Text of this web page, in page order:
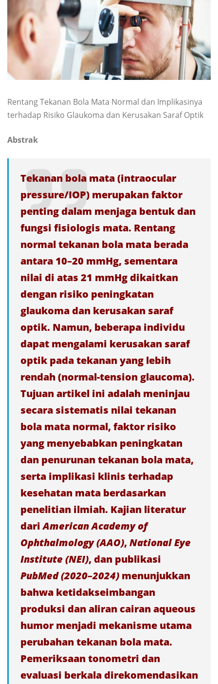
Rentang Tekanan Bola Mata Normal dan Implikasinya
terhadap Risiko Glaukoma dan Kerusakan Saraf Optik
Abstrak
Tekanan bola mata (intraocular
pressure/IOP) merupakan faktor
penting dalam menjaga bentuk dan
fungsi fisiologis mata. Rentang
normal tekanan bola mata berada
antara 10–20 mmHg, sementara
nilai di atas 21 mmHg dikaitkan
dengan risiko peningkatan
glaukoma dan kerusakan saraf
optik. Namun, beberapa individu
dapat mengalami kerusakan saraf
optik pada tekanan yang lebih
rendah (normal-tension glaucoma).
Tujuan artikel ini adalah meninjau
secara sistematis nilai tekanan
bola mata normal, faktor risiko
yang menyebabkan peningkatan
dan penurunan tekanan bola mata,
serta implikasi klinis terhadap
kesehatan mata berdasarkan
penelitian ilmiah. Kajian literatur
dariAmerican Academy of
Ophthalmology (AAO), National Eye
Institute (NEI), dan publikasi
PubMed (2020–2024) menunjukkan
bahwa ketidakseimbangan
produksi dan aliran cairan aqueous
humor menjadi mekanisme utama
perubahan tekanan bola mata.
Pemeriksaan tonometri dan
evaluasi berkala direkomendasikan